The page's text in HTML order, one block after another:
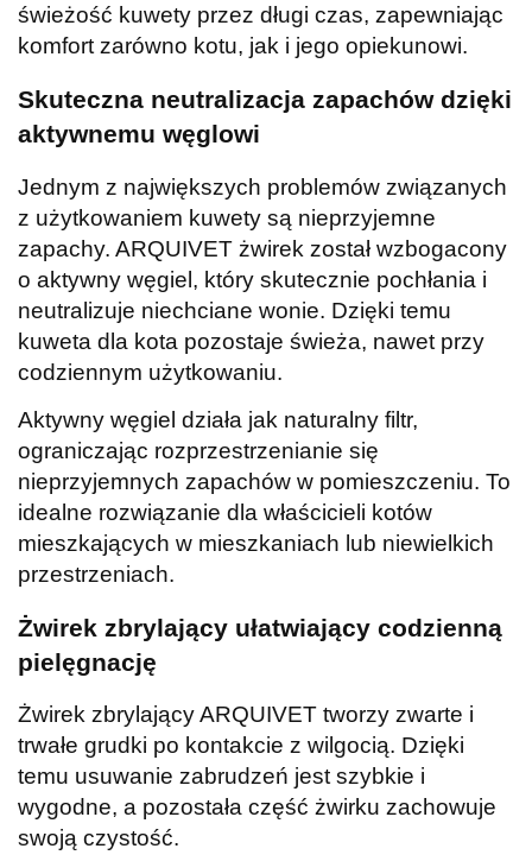
świeżość kuwety przez długi czas, zapewniając
komfort zarówno kotu, jak i jego opiekunowi.
Skuteczna neutralizacja zapachów dzięki
aktywnemu węglowi
Jednym z największych problemów związanych
z użytkowaniem kuwety są nieprzyjemne
zapachy. ARQUIVET żwirek został wzbogacony
o aktywny węgiel, który skutecznie pochłania i
neutralizuje niechciane wonie. Dzięki temu
kuweta dla kota pozostaje świeża, nawet przy
codziennym użytkowaniu.
Aktywny węgiel działa jak naturalny filtr,
ograniczając rozprzestrzenianie się
nieprzyjemnych zapachów w pomieszczeniu. To
idealne rozwiązanie dla właścicieli kotów
mieszkających w mieszkaniach lub niewielkich
przestrzeniach.
Żwirek zbrylający ułatwiający codzienną
pielęgnację
Żwirek zbrylający ARQUIVET tworzy zwarte i
trwałe grudki po kontakcie z wilgocią. Dzięki
temu usuwanie zabrudzeń jest szybkie i
wygodne, a pozostała część żwirku zachowuje
swoją czystość.